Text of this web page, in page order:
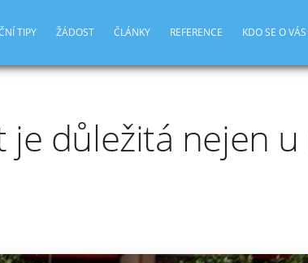
TIPY ŽÁDOST ČLÁNKY REFERENCE KDO SE O
důležitá nejen